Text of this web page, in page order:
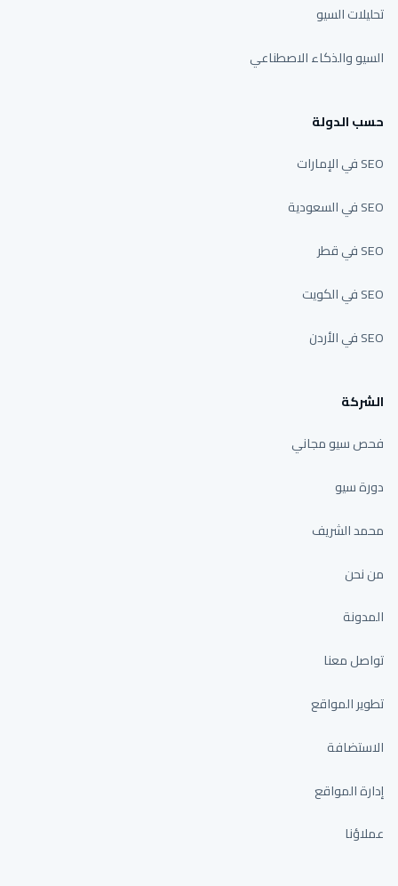
تحليلات السيو
السيو والذكاء الاصطناعي
حسب الدولة
SEO في الإمارات
SEO في السعودية
SEO في قطر
SEO في الكويت
SEO في الأردن
الشركة
فحص سيو مجاني
دورة سيو
محمد الشريف
من نحن
المدونة
تواصل معنا
تطوير المواقع
الاستضافة
إدارة المواقع
عملاؤنا